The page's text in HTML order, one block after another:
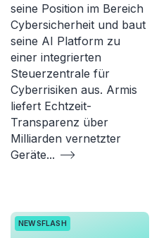
seine Position im Bereich
Cybersicherheit und baut
seine AI Platform zu
einer integrierten
Steuerzentrale für
Cyberrisiken aus. Armis
liefert Echtzeit-
Transparenz über
Milliarden vernetzter
Geräte...
NEWSFLASH